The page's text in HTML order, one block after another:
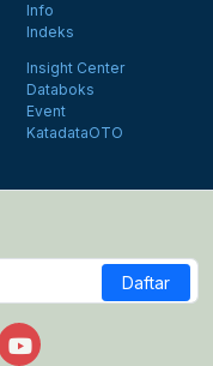
Info
Indeks
Insight Center
Databoks
Event
KatadataOTO
Daftar
on Xus on Instagram
Follow us on